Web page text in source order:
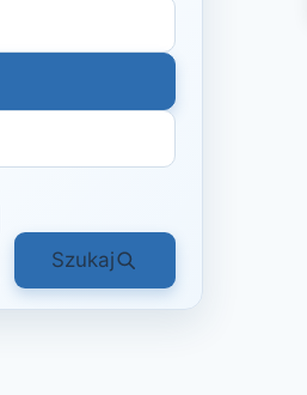
Szukaj